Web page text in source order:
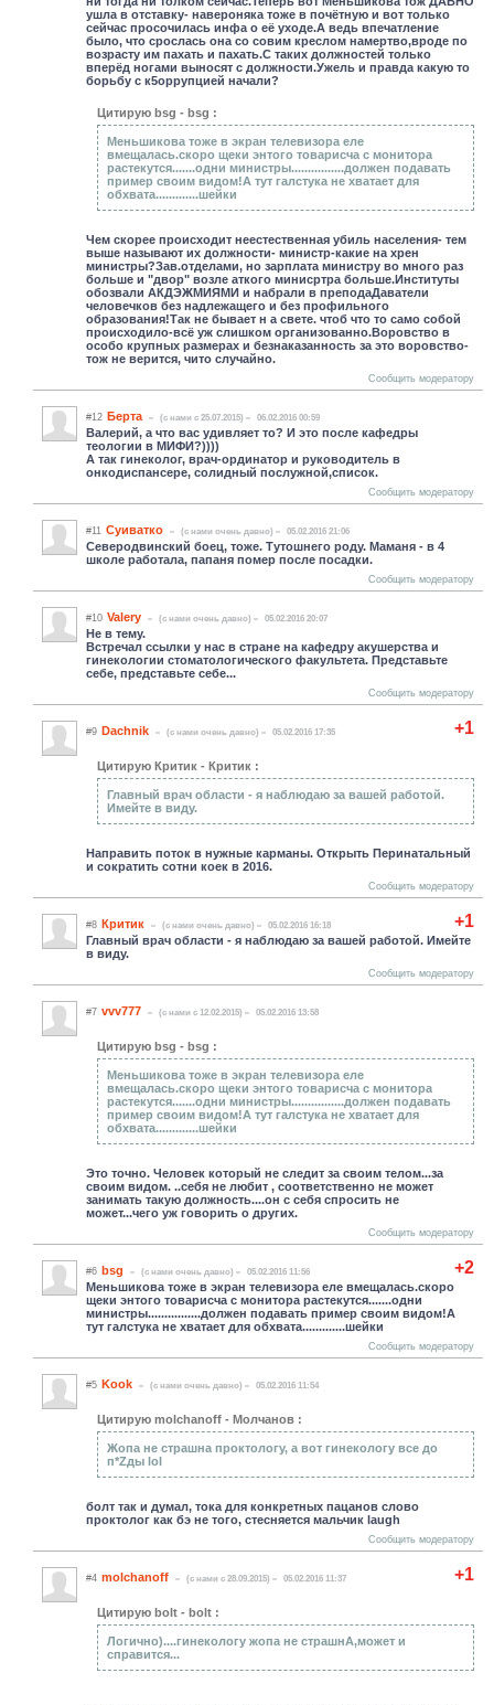
ушла в отставку- навероняка тоже в почётную и вот только
сейчас просочилась инфа о её уходе.А ведь впечатление
было, что срослась она со совим креслом намертво,вроде по
возрасту им пахать и пахать.С таких должностей только
вперёд ногами выносят с должности.Ужель и правда какую то
борьбу с к5оррупцией начали?
Цитирую bsg - bsg :
Меньшикова тоже в экран телевизора еле
вмещалась.скоро щеки энтого товарисча с монитора
растекутся.......одни министры................должен подавать
пример своим видом!А тут галстука не хватает для
обхвата.............шейки
Чем скорее происходит неестественная убиль населения- тем
выше называют их должности- министр-какие на хрен
министры?Зав.отделами, но зарплата министру во много раз
больше и "двор" возле аткого минисртра больше.Институты
обозвали АКДЭЖМИЯМИ и набрали в преподаДаватели
человечков без надлежащего и без профильного
образования!Так не бывает н а свете. чтоб что то само собой
происходило-всё уж слишком организованно.Воровство в
особо крупных размерах и безнаказанность за это воровство-
тож не верится, чито случайно.
Сообщить модератору
#12 Берта (c нами с 25.07.2015) 06.02.2016 00:59
Валерий, а что вас удивляет то? И это после кафедры
теологии в МИФИ?))))
А так гинеколог, врач-ординатор и руководитель в
онкодиспансере, солидный послужной,список.
Сообщить модератору
#11 Суиватко (c нами очень давно) 05.02.2016 21:06
Северодвинский боец, тоже. Тутошнего роду. Маманя - в 4
школе работала, папаня помер после посадки.
Сообщить модератору
#10 Valery (c нами очень давно) 05.02.2016 20:07
Не в тему.
Встречал ссылки у нас в стране на кафедру акушерства и
гинекологии стоматологического факультета. Представьте
себе, представьте себе...
Сообщить модератору
+1
#9 Dachnik (c нами очень давно) 05.02.2016 17:35
Цитирую Критик - Критик :
Главный врач области - я наблюдаю за вашей работой.
Имейте в виду.
Направить поток в нужные карманы. Открыть Перинатальный
и сократить сотни коек в 2016.
Сообщить модератору
+1
#8 Критик (c нами очень давно) 05.02.2016 16:18
Главный врач области - я наблюдаю за вашей работой. Имейте
в виду.
Сообщить модератору
#7 vvv777 (c нами с 12.02.2015) 05.02.2016 13:58
Цитирую bsg - bsg :
Меньшикова тоже в экран телевизора еле
вмещалась.скоро щеки энтого товарисча с монитора
растекутся.......одни министры................должен подавать
пример своим видом!А тут галстука не хватает для
обхвата.............шейки
Это точно. Человек который не следит за своим телом...за
своим видом. ..себя не любит , соответственно не может
занимать такую должность....он с себя спросить не
может...чего уж говорить о других.
Сообщить модератору
+2
#6 bsg (c нами очень давно) 05.02.2016 11:56
Меньшикова тоже в экран телевизора еле вмещалась.скоро
щеки энтого товарисча с монитора растекутся.......одни
министры................должен подавать пример своим видом!А
тут галстука не хватает для обхвата.............шейки
Сообщить модератору
#5 Kook (c нами очень давно) 05.02.2016 11:54
Цитирую molchanoff - Молчанов :
Жопа не страшна проктологу, а вот гинекологу все до
п*Zды lol
болт так и думал, тока для конкретных пацанов слово
проктолог как бэ не того, стесняется мальчик laugh
Сообщить модератору
+1
#4 molchanoff (c нами с 28.09.2015) 05.02.2016 11:37
Цитирую bolt - bolt :
Логично)....гинекологу жопа не страшнА,может и
справится...